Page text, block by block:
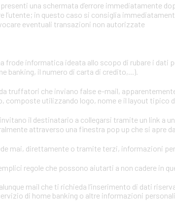
una schermata d’errore immediatamente
l’utente; in questo caso si consiglia
eventuali transazioni non autorizzate
frode informatica ideata allo scopo di rubare i dati
banking, il numero di carta di credito,...).
truffatori che inviano false e-mail,
composte utilizzando logo, nome e il layout tipico
il destinatario a collegarsi tramite un link a
attraverso una finestra pop up che si apre
mai, direttamente o tramite terzi, informazioni
regole che possono aiutarti a non cadere in
mail che ti richieda l’inserimento di dati
di home banking o altre informazioni